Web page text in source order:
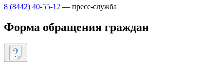
8 (8442) 40-55-12 — пресс-служба
Форма обращения граждан